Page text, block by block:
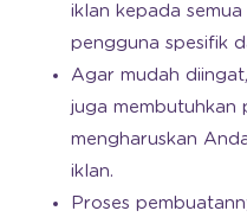
iklan kepada
pengguna spesifik
Agar mudah
juga membutuhkan
mengharuskan
iklan.
Proses